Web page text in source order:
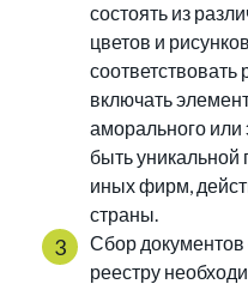
состоять из
цветов и
соответствовать
включать
аморального или
быть уникальной
иных фирм,
страны.
Сбор документов
реестру